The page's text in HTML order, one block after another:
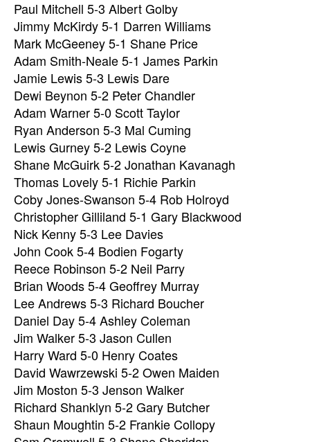
Paul Mitchell 5-3 Albert Golby
Jimmy McKirdy 5-1 Darren Williams
Mark McGeeney 5-1 Shane Price
Adam Smith-Neale 5-1 James Parkin
Jamie Lewis 5-3 Lewis Dare
Dewi Beynon 5-2 Peter Chandler
Adam Warner 5-0 Scott Taylor
Ryan Anderson 5-3 Mal Cuming
Lewis Gurney 5-2 Lewis Coyne
Shane McGuirk 5-2 Jonathan Kavanagh
Thomas Lovely 5-1 Richie Parkin
Coby Jones-Swanson 5-4 Rob Holroyd
Christopher Gilliland 5-1 Gary Blackwood
Nick Kenny 5-3 Lee Davies
John Cook 5-4 Bodien Fogarty
Reece Robinson 5-2 Neil Parry
Brian Woods 5-4 Geoffrey Murray
Lee Andrews 5-3 Richard Boucher
Daniel Day 5-4 Ashley Coleman
Jim Walker 5-3 Jason Cullen
Harry Ward 5-0 Henry Coates
David Wawrzewski 5-2 Owen Maiden
Jim Moston 5-3 Jenson Walker
Richard Shanklyn 5-2 Gary Butcher
Shaun Moughtin 5-2 Frankie Collopy